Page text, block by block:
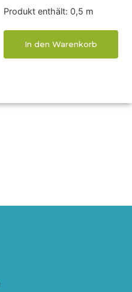
Produkt enthält: 0,5 m
In den Warenkorb